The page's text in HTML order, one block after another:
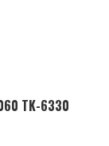
TK-6330